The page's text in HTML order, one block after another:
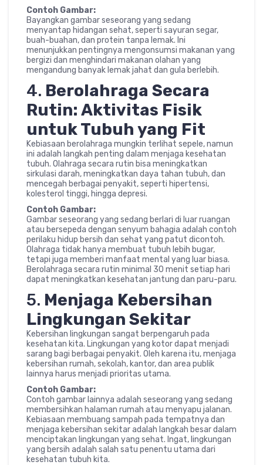
Contoh Gambar:
Bayangkan gambar seseorang yang sedang
menyantap hidangan sehat, seperti sayuran segar,
buah-buahan, dan protein tanpa lemak. Ini
menunjukkan pentingnya mengonsumsi makanan yang
bergizi dan menghindari makanan olahan yang
mengandung banyak lemak jahat dan gula berlebih.
4. Berolahraga Secara
Rutin: Aktivitas Fisik
untuk Tubuh yang Fit
Kebiasaan berolahraga mungkin terlihat sepele, namun
ini adalah langkah penting dalam menjaga kesehatan
tubuh. Olahraga secara rutin bisa meningkatkan
sirkulasi darah, meningkatkan daya tahan tubuh, dan
mencegah berbagai penyakit, seperti hipertensi,
kolesterol tinggi, hingga depresi.
Contoh Gambar:
Gambar seseorang yang sedang berlari di luar ruangan
atau bersepeda dengan senyum bahagia adalah contoh
perilaku hidup bersih dan sehat yang patut dicontoh.
Olahraga tidak hanya membuat tubuh lebih bugar,
tetapi juga memberi manfaat mental yang luar biasa.
Berolahraga secara rutin minimal 30 menit setiap hari
dapat meningkatkan kesehatan jantung dan paru-paru.
5. Menjaga Kebersihan
Lingkungan Sekitar
Kebersihan lingkungan sangat berpengaruh pada
kesehatan kita. Lingkungan yang kotor dapat menjadi
sarang bagi berbagai penyakit. Oleh karena itu, menjaga
kebersihan rumah, sekolah, kantor, dan area publik
lainnya harus menjadi prioritas utama.
Contoh Gambar:
Contoh gambar lainnya adalah seseorang yang sedang
membersihkan halaman rumah atau menyapu jalanan.
Kebiasaan membuang sampah pada tempatnya dan
menjaga kebersihan sekitar adalah langkah besar dalam
menciptakan lingkungan yang sehat. Ingat, lingkungan
yang bersih adalah salah satu penentu utama dari
kesehatan tubuh kita.